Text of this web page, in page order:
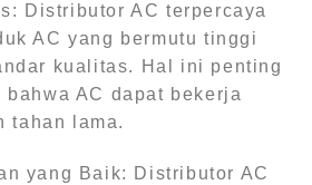
Distributor AC terpercaya
AC yang bermutu tinggi
kualitas. Hal ini penting
bahwa AC dapat bekerja
tahan lama.
yang Baik: Distributor AC